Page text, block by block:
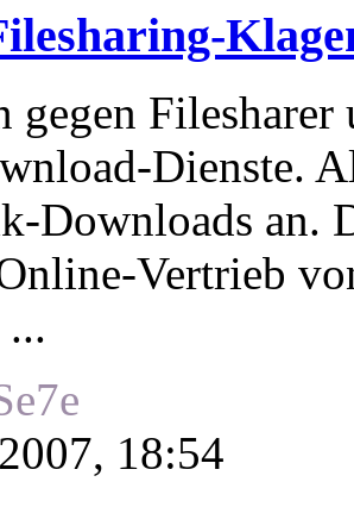
gegen Filesharer
Dienste.
Downloads an.
Vertrieb
18:54